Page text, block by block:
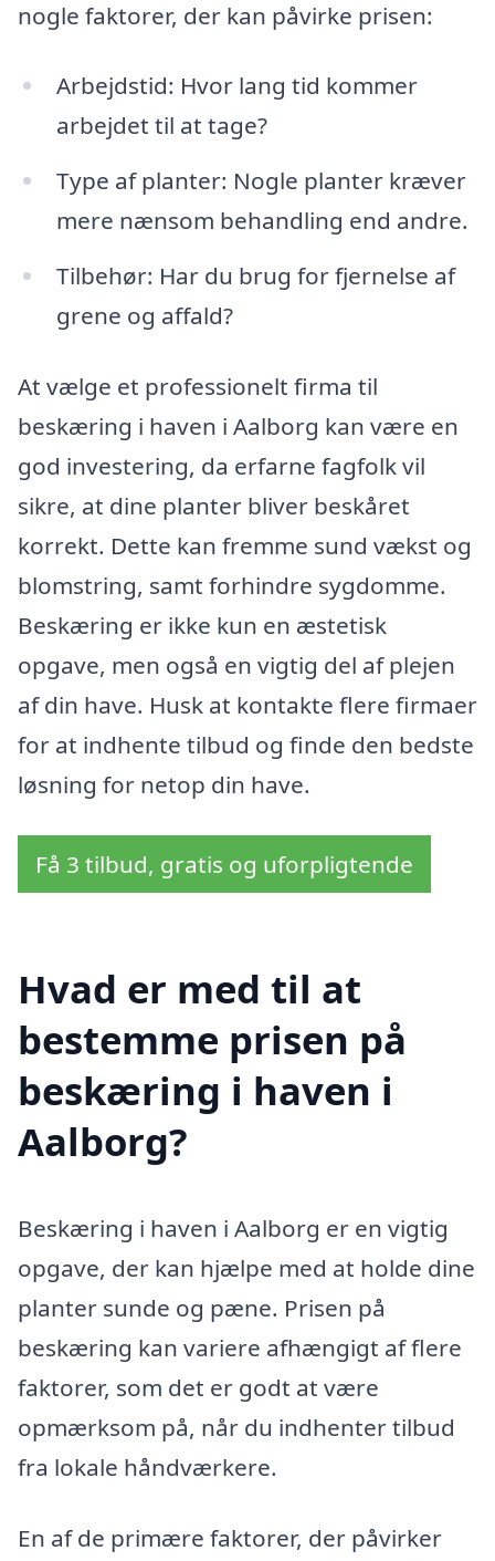
nogle faktorer, der kan påvirke prisen:
Arbejdstid: Hvor lang tid kommer
arbejdet til at tage?
Type af planter: Nogle planter kræver
mere nænsom behandling end andre.
Tilbehør: Har du brug for fjernelse af
grene og affald?
At vælge et professionelt firma til
beskæring i haven i Aalborg kan være en
god investering, da erfarne fagfolk vil
sikre, at dine planter bliver beskåret
korrekt. Dette kan fremme sund vækst og
blomstring, samt forhindre sygdomme.
Beskæring er ikke kun en æstetisk
opgave, men også en vigtig del af plejen
af din have. Husk at kontakte flere firmaer
for at indhente tilbud og finde den bedste
løsning for netop din have.
Få 3 tilbud, gratis og uforpligtende
Hvad er med til at
bestemme prisen på
beskæring i haven i
Aalborg?
Beskæring i haven i Aalborg er en vigtig
opgave, der kan hjælpe med at holde dine
planter sunde og pæne. Prisen på
beskæring kan variere afhængigt af flere
faktorer, som det er godt at være
opmærksom på, når du indhenter tilbud
fra lokale håndværkere.
En af de primære faktorer, der påvirker